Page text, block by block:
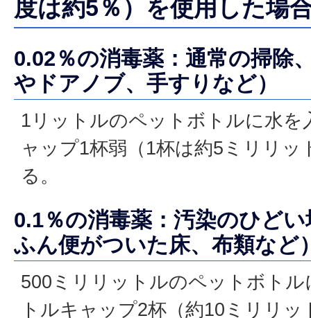
度は約5％）を使用した場
0.02％の消毒薬：通常の掃除
やドアノブ、手すりなど）
1リットルのペットボトルに水
ャップ1杯弱（1杯は約5ミリリッ
る。
0.1％の消毒薬：汚染のひど
ふん便がついた床、布類など
500ミリリットルのペットボト
トルキャップ2杯（約10ミリリ